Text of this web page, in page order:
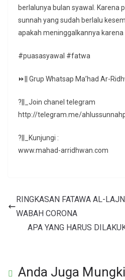
berlalunya bulan syawal. Karena
sunnah yang sudah berlalu
apakah meninggalkannya
#puasasyawal #fatwa
⏩|| Grup Whatsap Ma’had Ar-
?||_Join chanel telegram
http://telegram.me/
?||_Kunjungi :
www.mahad-arridhwan.com
RINGKASAN FATAWA AL-
WABAH CORONA
APA YANG HARUS
Anda Juga